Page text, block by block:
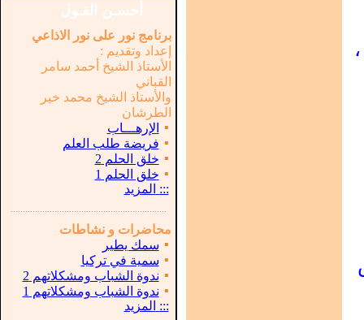
أحسـن القـول
برنامج نور على نور الاذاعي
إعداد وتقديم :
الأستاذ الشيخ أحمد سامر
القباني
والأستاذ الشيخ محمد خير
الطرشان
▪
الإرهـــاب
▪ فريضة طلب العلم
▪ خلق الحلم 2
▪ خلق الحلم 1
::: المزيد
محاضرات و نشاطات
▪ سمك يطير
▪ سمية في تركيا
▪ ندوة الشباب ومشكلاتهم 2
▪ ندوة الشباب ومشكلاتهم 1
::: المزيد